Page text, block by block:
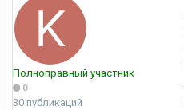
Полноправный участник
0
30 публикаций